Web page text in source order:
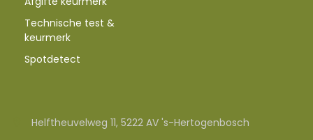
Technische test &
keurmerk
Spotdetect
Helftheuvelweg 11, 5222 AV 's-Hertogenbosch